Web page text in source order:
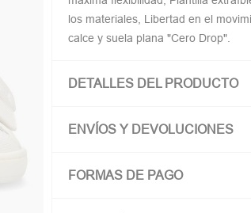
los materiales, Libertad en el
calce y suela plana "Cero Drop".
DETALLES DEL PRODUCTO
ENVÍOS Y DEVOLUCIONES
FORMAS DE PAGO